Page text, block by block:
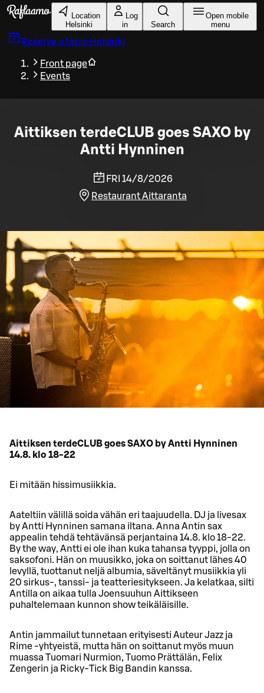
Skip to main content
Location
Helsinki
Log
in
Search
Open mobile
menu
Reserve a table Helsinki
Front page
Events
Aittiksen terdeCLUB goes SAXO by
Antti Hynninen
FRI 14/8/2026
Restaurant Aittaranta
Aittiksen terdeCLUB goes SAXO by Antti Hynninen
14.8. klo 18-22
Ei mitään hissimusiikkia.
Aateltiin välillä soida vähän eri taajuudella. DJ ja livesax
by Antti Hynninen samana iltana. Anna Antin sax
appealin tehdä tehtävänsä perjantaina 14.8. klo 18-22.
By the way, Antti ei ole ihan kuka tahansa tyyppi, jolla on
saksofoni. Hän on muusikko, joka on soittanut lähes 40
levyllä, tuottanut neljä albumia, säveltänyt musiikkia yli
20 sirkus-, tanssi- ja teatteriesitykseen. Ja kelatkaa, silti
Antilla on aikaa tulla Joensuuhun Aittikseen
puhaltelemaan kunnon show teikäläisille.
Antin jammailut tunnetaan erityisesti Auteur Jazz ja
Rime -yhtyeistä, mutta hän on soittanut myös muun
muassa Tuomari Nurmion, Tuomo Prättälän, Felix
Zengerin ja Ricky-Tick Big Bandin kanssa.